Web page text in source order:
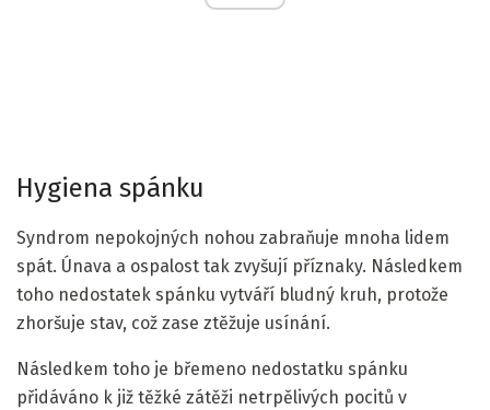
Hygiena spánku
Syndrom nepokojných nohou zabraňuje mnoha lidem
spát. Únava a ospalost tak zvyšují příznaky. Následkem
toho nedostatek spánku vytváří bludný kruh, protože
zhoršuje stav, což zase ztěžuje usínání.
Následkem toho je břemeno nedostatku spánku
přidáváno k již těžké zátěži netrpělivých pocitů v